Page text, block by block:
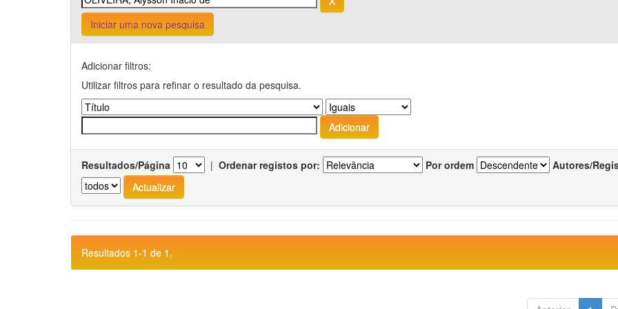
Iniciar uma nova pesquisa
Adicionar filtros:
Utilizar filtros para refinar o resultado da pesquisa.
Resultados/Página | Ordenar registos por: Por ordem Autores/
Resultados 1-1 de 1.